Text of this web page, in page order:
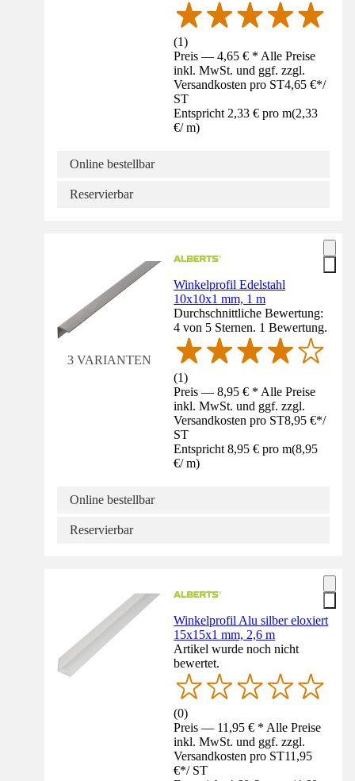
(1)
Preis — 4,65 € * Alle Preise
inkl. MwSt. und ggf. zzgl.
Versandkosten pro ST4,65 €*/
ST
Entspricht 2,33 € pro m(2,33
€/ m)
Online bestellbar
Reservierbar
3 VARIANTEN
Winkelprofil Edelstahl
10x10x1 mm, 1 m
Durchschnittliche Bewertung:
4 von 5 Sternen. 1 Bewertung.
(1)
Preis — 8,95 € * Alle Preise
inkl. MwSt. und ggf. zzgl.
Versandkosten pro ST8,95 €*/
ST
Entspricht 8,95 € pro m(8,95
€/ m)
Online bestellbar
Reservierbar
Winkelprofil Alu silber eloxiert
15x15x1 mm, 2,6 m
Artikel wurde noch nicht
bewertet.
(0)
Preis — 11,95 € * Alle Preise
inkl. MwSt. und ggf. zzgl.
Versandkosten pro ST11,95
€*/ ST